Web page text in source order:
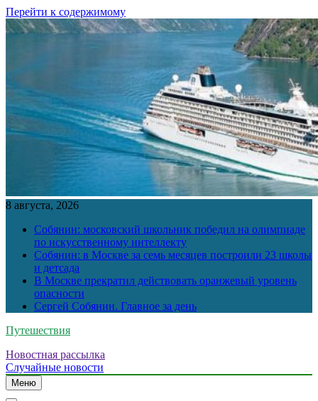
Перейти к содержимому
8 августа, 2026
Собянин: московский школьник победил на олимпиаде
по искусственному интеллекту
Собянин: в Москве за семь месяцев построили 23 школы
и детсада
В Москве прекратил действовать оранжевый уровень
опасности
Сергей Собянин. Главное за день
Путешествия
Новостная рассылка
Случайные новости
Меню